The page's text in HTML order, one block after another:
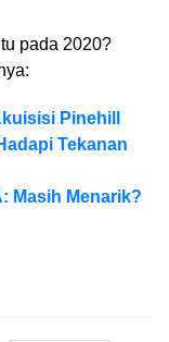
pada 2020?
Pinehill
Tekanan
Masih Menarik?